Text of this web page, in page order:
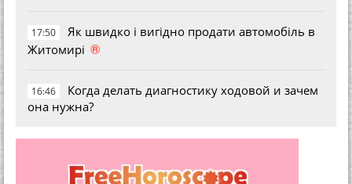
17:50
Як швидко і вигідно продати автомобіль в
Житомирі ®
16:46
Когда делать диагностику ходовой и зачем
она нужна?